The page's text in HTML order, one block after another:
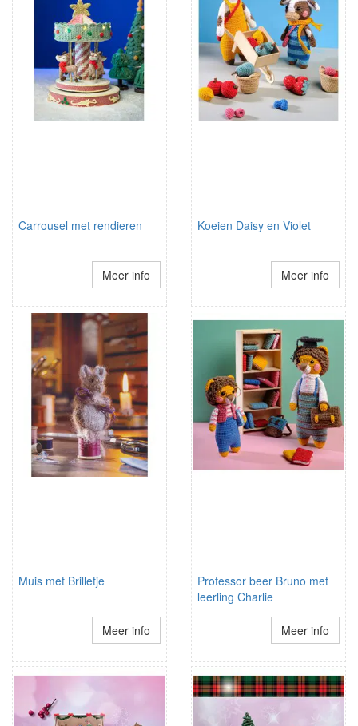
Carrousel met rendieren
Meer info
Koeien Daisy en Violet
Meer info
Muis met Brilletje
Meer info
Professor beer Bruno met
leerling Charlie
Meer info